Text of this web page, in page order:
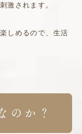
激されます。
しめるので、生活
のか？